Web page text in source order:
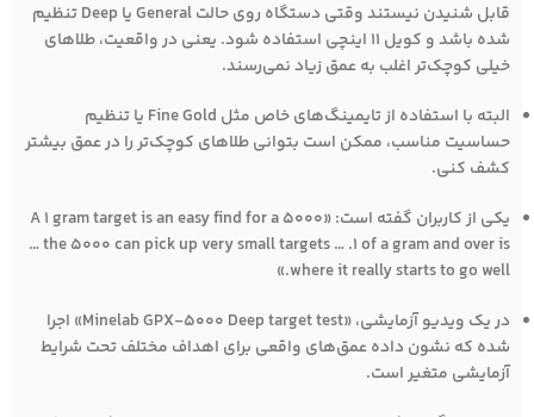
قابل شنیدن نیستند وقتی دستگاه روی حالت General یا Deep تنظیم
شده باشد و کویل 11 اینچی استفاده شود. یعنی در واقعیت، طلاهای
خیلی کوچک‌تر اغلب به عمق زیاد نمی‌رسند.
البته با استفاده از تایمینگ‌های خاص مثل Fine Gold یا تنظیم
حساسیت مناسب، ممکن است بتوانی طلاهای کوچک‌تر را در عمق بیشتر
کشف کنی.
یکی از کاربران گفته است: «A 1 gram target is an easy find for a 5000
… the 5000 can pick up very small targets … .1 of a gram and over is
where it really starts to go well.»
در یک ویدیو آزمایشی، «Minelab GPX-5000 Deep target test» اجرا
شده که نشون داده عمق‌های واقعی برای اهداف مختلف تحت شرایط
آزمایشی متغیر است.